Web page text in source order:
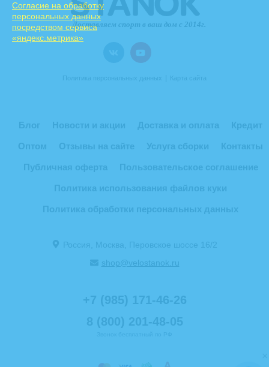
shop@velostanok.ru
Cогласие на обработку
персональных данных
посредством сервиса
«яндекс.метрика»